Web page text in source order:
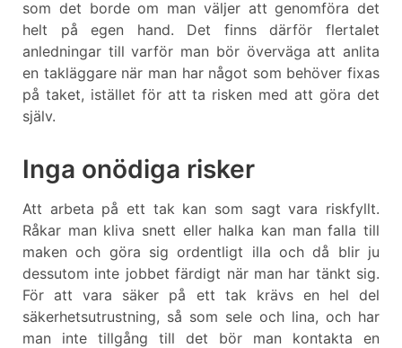
som det borde om man väljer att genomföra det
helt på egen hand. Det finns därför flertalet
anledningar till varför man bör överväga att anlita
en takläggare när man har något som behöver fixas
på taket, istället för att ta risken med att göra det
själv.
Inga onödiga risker
Att arbeta på ett tak kan som sagt vara riskfyllt.
Råkar man kliva snett eller halka kan man falla till
maken och göra sig ordentligt illa och då blir ju
dessutom inte jobbet färdigt när man har tänkt sig.
För att vara säker på ett tak krävs en hel del
säkerhetsutrustning, så som sele och lina, och har
man inte tillgång till det bör man kontakta en